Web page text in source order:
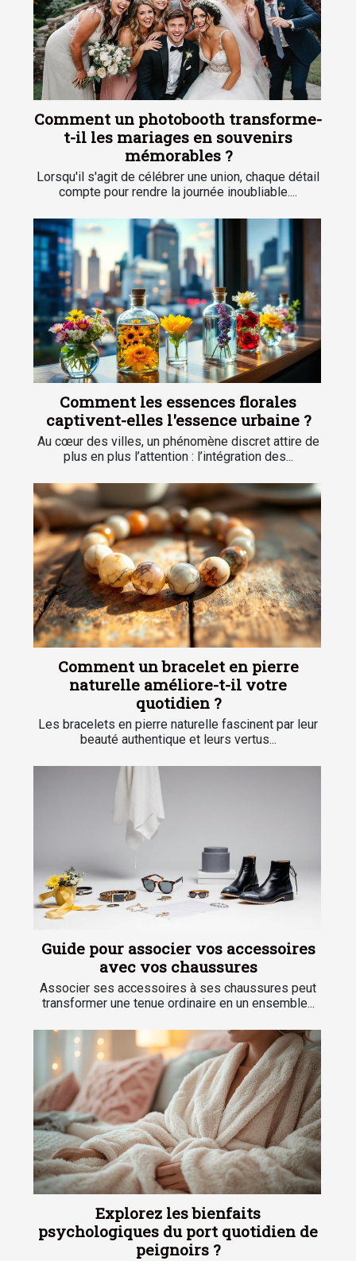
Comment un photobooth transforme-
t-il les mariages en souvenirs
mémorables ?
Lorsqu'il s'agit de célébrer une union, chaque détail
compte pour rendre la journée inoubliable....
Comment les essences florales
captivent-elles l'essence urbaine ?
Au cœur des villes, un phénomène discret attire de
plus en plus l’attention : l’intégration des...
Comment un bracelet en pierre
naturelle améliore-t-il votre
quotidien ?
Les bracelets en pierre naturelle fascinent par leur
beauté authentique et leurs vertus...
Guide pour associer vos accessoires
avec vos chaussures
Associer ses accessoires à ses chaussures peut
transformer une tenue ordinaire en un ensemble...
Explorez les bienfaits
psychologiques du port quotidien de
peignoirs ?